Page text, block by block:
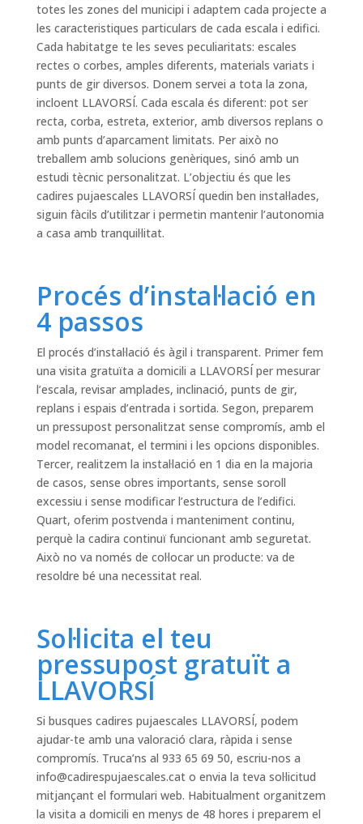
totes les zones del municipi i adaptem cada projecte a
les caracteristiques particulars de cada escala i edifici.
Cada habitatge te les seves peculiaritats: escales
rectes o corbes, amples diferents, materials variats i
punts de gir diversos. Donem servei a tota la zona,
incloent LLAVORSÍ. Cada escala és diferent: pot ser
recta, corba, estreta, exterior, amb diversos replans o
amb punts d’aparcament limitats. Per això no
treballem amb solucions genèriques, sinó amb un
estudi tècnic personalitzat. L’objectiu és que les
cadires pujaescales LLAVORSÍ quedin ben instal·lades,
siguin fàcils d’utilitzar i permetin mantenir l’autonomia
a casa amb tranquil·litat.
Procés d’instal·lació en
4 passos
El procés d’instal·lació és àgil i transparent. Primer fem
una visita gratuïta a domicili a LLAVORSÍ per mesurar
l’escala, revisar amplades, inclinació, punts de gir,
replans i espais d’entrada i sortida. Segon, preparem
un pressupost personalitzat sense compromís, amb el
model recomanat, el termini i les opcions disponibles.
Tercer, realitzem la instal·lació en 1 dia en la majoria
de casos, sense obres importants, sense soroll
excessiu i sense modificar l’estructura de l’edifici.
Quart, oferim postvenda i manteniment continu,
perquè la cadira continuï funcionant amb seguretat.
Això no va només de col·locar un producte: va de
resoldre bé una necessitat real.
Sol·licita el teu
pressupost gratuït a
LLAVORSÍ
Si busques cadires pujaescales LLAVORSÍ, podem
ajudar-te amb una valoració clara, ràpida i sense
compromís. Truca’ns al 933 65 69 50, escriu-nos a
info@cadirespujaescales.cato envia la teva sol·licitud
mitjançant el formulari web. Habitualment organitzem
la visita a domicili en menys de 48 hores i preparem el